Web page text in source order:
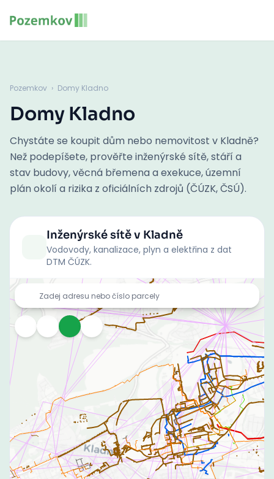
Pozemkov › Domy Kladno
Domy Kladno
Chystáte se koupit dům nebo nemovitost v Kladně?
Než podepíšete, prověřte inženýrské sítě, stáří a
stav budovy, věcná břemena a exekuce, územní
plán okolí a rizika z oficiálních zdrojů (ČÚZK, ČSÚ).
Inženýrské sítěv Kladně
Vodovody, kanalizace, plyn a elektřina z dat
DTM ČÚZK.